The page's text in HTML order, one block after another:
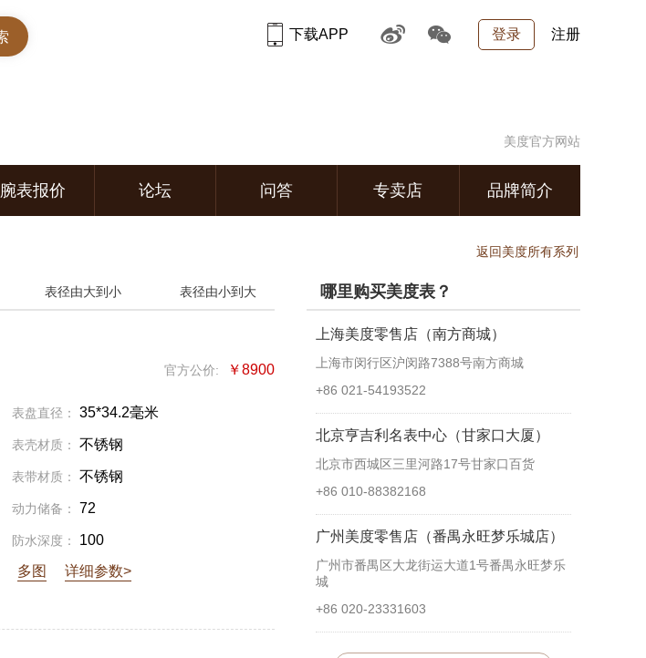
登录 注册
下载APP
美度官方网站
腕表报价 论坛 问答 专卖店 品牌简介
返回美度所有系列
表径由大到小 表径由小到大
表盘直径： 35*34.2毫米
表壳材质： 不锈钢
表带材质： 不锈钢
动力储备： 72
防水深度：
100
多图 详细参数>
官方公价: ￥8900
哪里购买美度表？
上海美度零售店（南方商城）
上海市闵行区沪闵路7388号南方商城
+86 021-54193522
北京亨吉利名表中心（甘家口大厦）
北京市西城区三里河路17号甘家口百货
+86 010-88382168
广州美度零售店（番禺永旺梦乐城店）
广州市番禺区大龙街运大道1号番禺永旺梦乐
城
+86 020-23331603